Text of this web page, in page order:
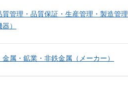
質管理・品質保証・生産管理・製造管理
）
金属・鉱業・非鉄金属（メーカー）